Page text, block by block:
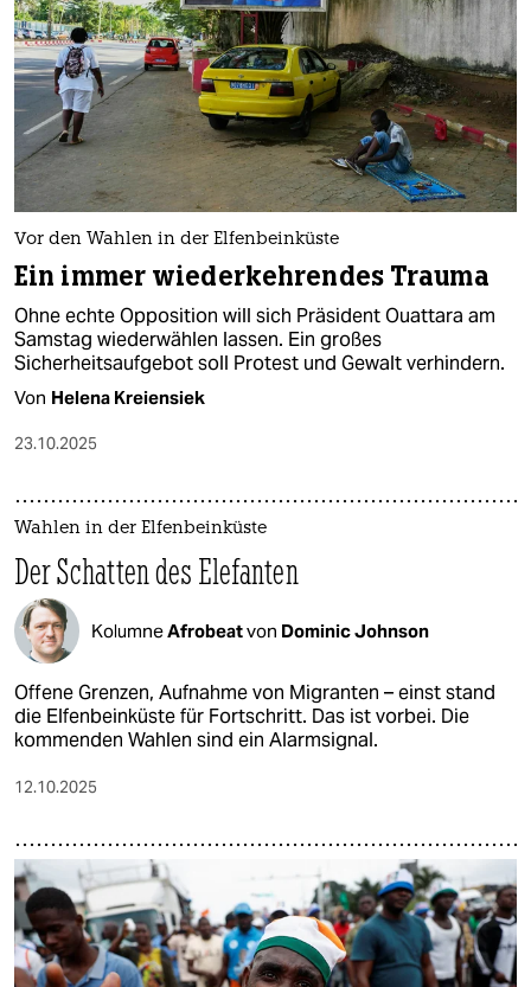
Vor den Wahlen in der Elfenbeinküste
Ein immer wiederkehrendes Trauma
Ohne echte Opposition will sich Präsident Ouattara am
Samstag wiederwählen lassen. Ein großes
Sicherheitsaufgebot soll Protest und Gewalt verhindern.
Von Helena Kreiensiek
23.10.2025
Wahlen in der Elfenbeinküste
Der Schatten des Elefanten
KolumneAfrobeatvon Dominic Johnson
Offene Grenzen, Aufnahme von Migranten – einst stand
die Elfenbeinküste für Fortschritt. Das ist vorbei. Die
kommenden Wahlen sind ein Alarmsignal.
12.10.2025